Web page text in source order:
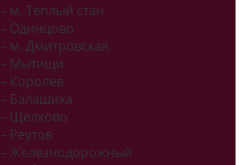
– м. Теплый стан
– Одинцово
– м. Дмитровская
– Мытищи
– Королев
– Балашиха
– Щелково
– Реутов
– Железнодорожный